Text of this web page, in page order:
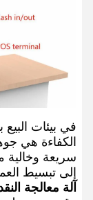
في بيئات
الكفاءة هي
سريعة وخالية
إلى تبسيط
آلة معالجة